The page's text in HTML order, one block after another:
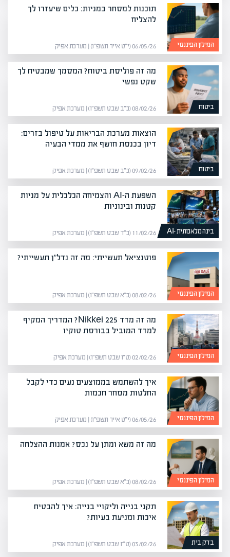
המילון הפיננסי
תוכנות למסחר במניות: כלים שיעזרו לך
להצליח
06/05/26 (י״ט אייר תשפ״ו) | מערכת אפיק
ביטוח
מה זה פוליסת ביטוח? המסמך שמבטיח לך
שקט נפשי
08/02/26 (כ״ב שבט תשפ״ו) | מערכת אפיק
ביטוח
הוצאות מערכת הבריאות על טיפול בזרים:
דיון בכנסת חושף את ממדי הבעיה
09/02/26 (כ״ב שבט תשפ״ו) | מערכת אפיק
בינה מלאכותית -AI
השפעת ה-AI והצמיחה הכלכלית על מניות
קטנות ובינוניות
11/02/26 (כ״ד שבט תשפ״ו) | מערכת אפיק
המילון הפיננסי
פוטנציאל תעשייתי: מה זה נדל"ן תעשייתי?
08/02/26 (כ״א שבט תשפ״ו) | מערכת אפיק
המילון הפיננסי
מה זה מדד Nikkei 225? המדריך המקיף
למדד המוביל בבורסת טוקיו
02/02/26 (ט״ו שבט תשפ״ו) | מערכת אפיק
המילון הפיננסי
איך להשתמש בממוצעים נעים כדי לקבל
החלטות מסחר חכמות
06/05/26 (י״ט אייר תשפ״ו) | מערכת אפיק
המילון הפיננסי
מה זה משא ומתן על נכס? אמנות ההצלחה
08/02/26 (כ״א שבט תשפ״ו) | מערכת אפיק
בדק בית
תקני בנייה וליקויי בנייה: איך להבטיח
איכות ומניעת בעיות?
03/02/26 (ט״ז שבט תשפ״ו) | מערכת אפיק